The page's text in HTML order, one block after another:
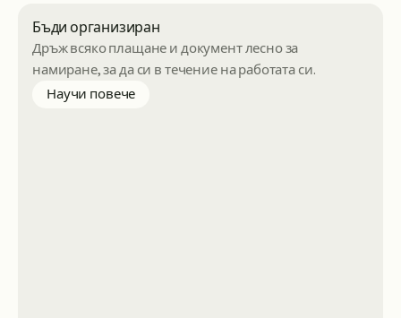
Бъди организиран
Дръж всяко плащане и документ лесно за
намиране, за да си в течение на работата си.
Научи повечеabout staying organized